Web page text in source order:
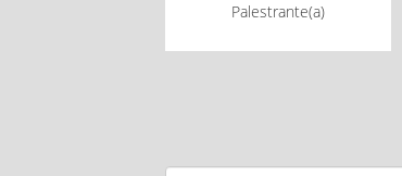
Palestrante(a)